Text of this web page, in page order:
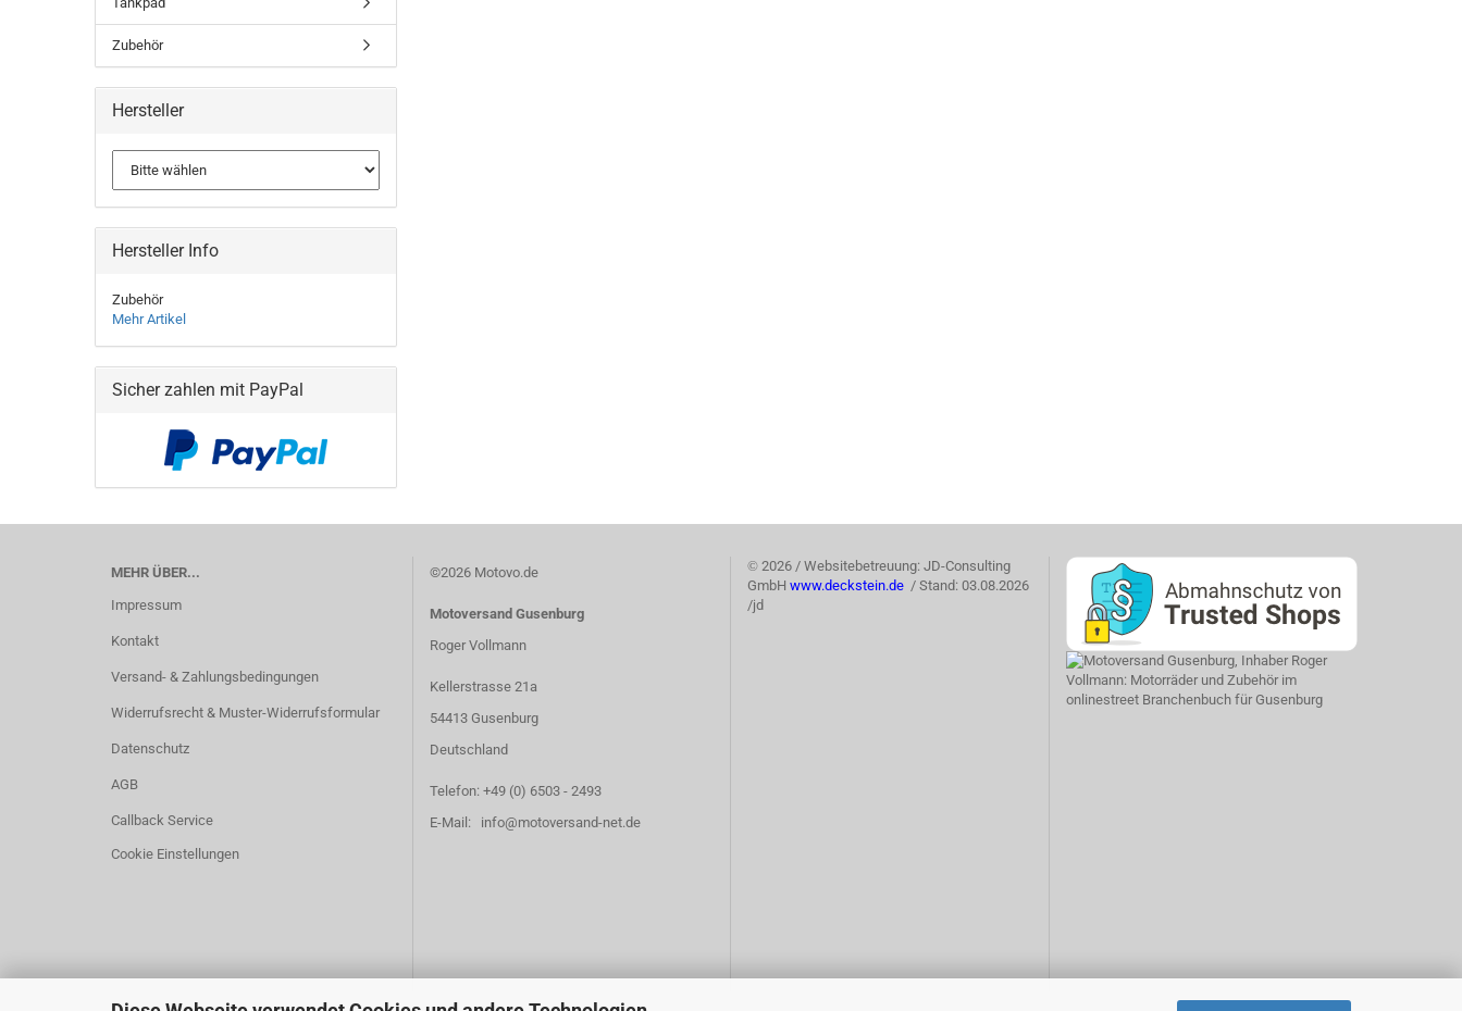
Zubehör
Hersteller
Hersteller Info
Zubehör
Mehr Artikel
Sicher zahlen mit PayPal
MEHR ÜBER...
Impressum
Kontakt
Versand- & Zahlungsbedingungen
Widerrufsrecht & Muster-Widerrufsformular
Datenschutz
AGB
Callback Service
Cookie Einstellungen
©2026 Motovo.de
Motoversand Gusenburg
Roger Vollmann
Kellerstrasse 21a
54413 Gusenburg
Deutschland
Telefon: +49 (0) 6503 - 2493
E-Mail: info@motoversand-net.de
© 2026 / Websitebetreuung: JD-Consulting
GmbH www.deckstein.de / Stand: 03.08.2026
/jd